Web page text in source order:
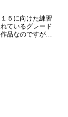
...
５に向けた練習
ているグレード
品なのですが、